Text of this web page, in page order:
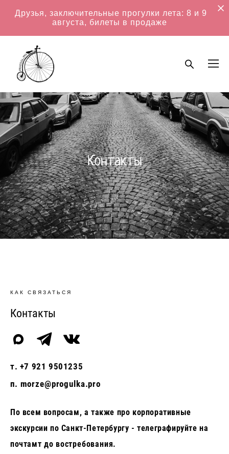
Друзья, заключительные прогулки лета: 8 и 9
августа, билеты в продаже
Контакты
КАК СВЯЗАТЬСЯ
Контакты
т. +7 921 9501235
п. morze@progulka.pro
По всем вопросам, а также про корпоративные
экскурсии по Санкт-Петербургу - телеграфируйте на
почтамт до востребования.